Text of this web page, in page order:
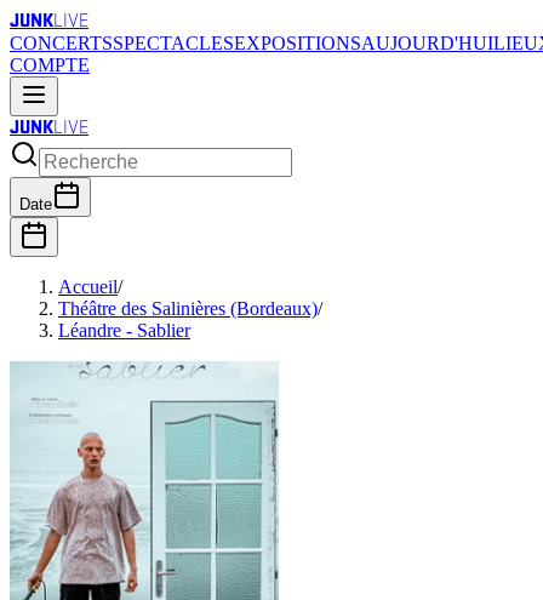
JUNKLIVE
CONCERTSSPECTACLESEXPOSITIONSAUJOURD'HUI
COMPTE
JUNKLIVE
Date
Accueil/
Théâtre des Salinières (Bordeaux)/
Léandre - Sablier